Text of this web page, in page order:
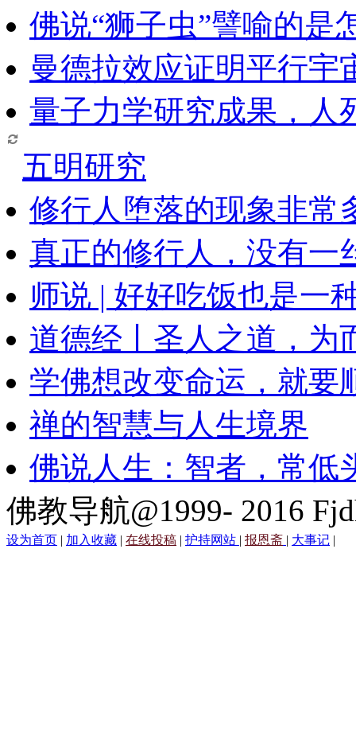
佛说“狮子虫”譬喻的是
曼德拉效应证明平行宇
量子力学研究成果，人
五明研究
修行人堕落的现象非常
真正的修行人，没有一
师说 | 好好吃饭也是一
道德经丨圣人之道，为
学佛想改变命运，就要
禅的智慧与人生境界
佛说人生：智者，常低
佛教导航@1999- 2016
设为首页 | 加入收藏 | 在线投稿 | 护持网站 | 报恩斋 | 大事记 |